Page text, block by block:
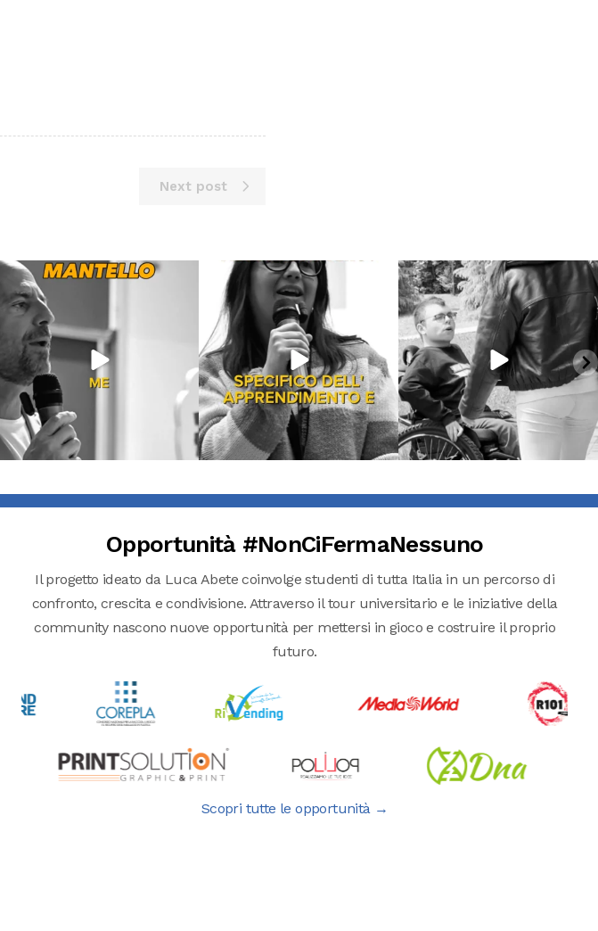
Next post
Giu 21 Giu 18
871 33
Giu 16
6966 381
Opportunità #NonCiFermaNessuno
Il progetto ideato da Luca Abete coinvolge studenti di tutta Italia in un percorso di
confronto, crescita e condivisione. Attraverso il tour universitario e le iniziative della
community nascono nuove opportunità per mettersi in gioco e costruire il proprio
futuro.
Scopri tutte le opportunità →